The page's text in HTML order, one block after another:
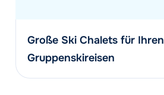
Große Ski Chalets für Ihren
Gruppenskireisen